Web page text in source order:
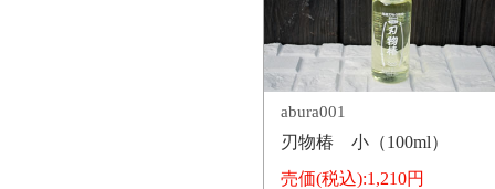
abura001
刃物椿 小（100ml）
売価(税込):1,210円